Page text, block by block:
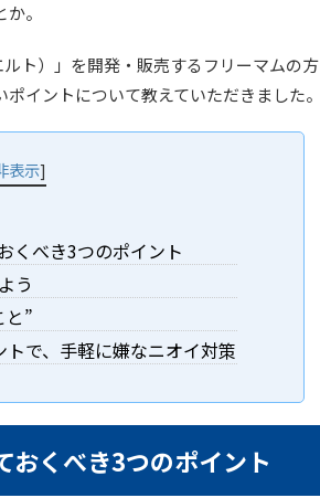
。
ト）」を開発・販売するフリーマムの方
イントについて教えていただきました。
表示]
くべき3つのポイント
う
”
で、手軽に嫌なニオイ対策
おくべき3つのポイント